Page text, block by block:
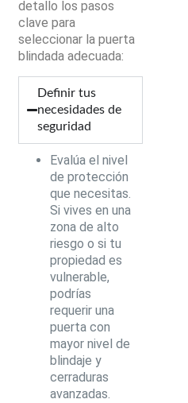
detallo los pasos
clave para
seleccionar la puerta
blindada adecuada:
Definir tus
necesidades de
seguridad
Evalúa el nivel
de protección
que necesitas.
Si vives en una
zona de alto
riesgo o si tu
propiedad es
vulnerable,
podrías
requerir una
puerta con
mayor nivel de
blindaje y
cerraduras
avanzadas.